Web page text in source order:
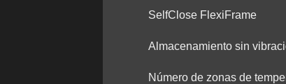
SelfClose FlexiFrame
Almacenamiento sin
Número de zonas de